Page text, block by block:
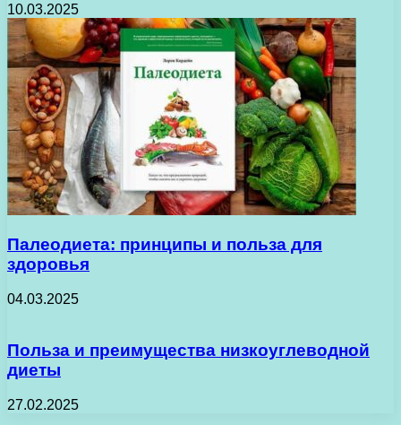
10.03.2025
Палеодиета: принципы и польза для
здоровья
04.03.2025
Польза и преимущества низкоуглеводной
диеты
27.02.2025